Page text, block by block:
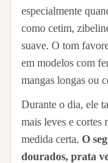
especialmente
como cetim,
suave. O tom
em modelos com
mangas longas ou
Durante o dia, ele
mais leves e cortes
medida certa. O
dourados, prata